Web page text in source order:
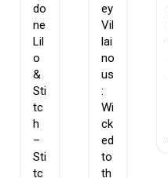
do
ne
Lil
o
&
Sti
tc
h
–
Sti
tc
ey
Vil
lai
no
us
:
Wi
ck
ed
to
th